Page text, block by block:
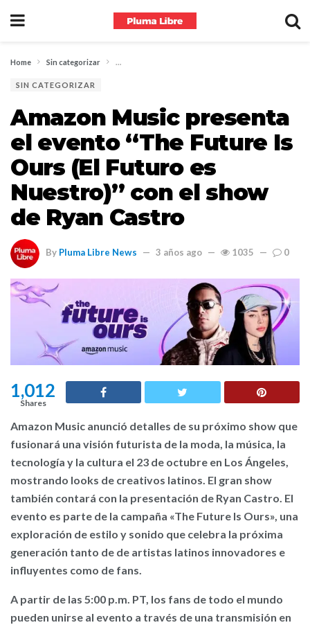
Home Sin categorizar Amazon Music presenta el evento “The Future Is
SIN CATEGORIZAR
Amazon Music presenta
el evento “The Future Is
Ours (El Futuro es
Nuestro)” con el show
de Ryan Castro
By Pluma Libre News 3 años ago 1035 0
1,012
Shares
Amazon Music anunció detalles de su próximo show que
fusionará una visión futurista de la moda, la música, la
tecnología y la cultura el 23 de octubre en Los Ángeles,
mostrando looks de creativos latinos. El gran show
también contará con la presentación de Ryan Castro. El
evento es parte de la campaña «The Future Is Ours», una
exploración de estilo y sonido que celebra la próxima
generación tanto de de artistas latinos innovadores e
influyentes como de fans.
A partir de las 5:00 p.m. PT, los fans de todo el mundo
pueden unirse al evento a través de una transmisión en